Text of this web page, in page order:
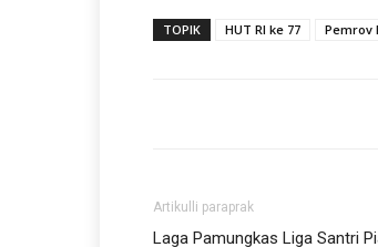
TOPIK HUT RI ke 77 Pemrov
Artikulli paraprak
Laga Pamungkas Liga Santri